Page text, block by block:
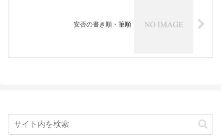
安否の書き順・筆順